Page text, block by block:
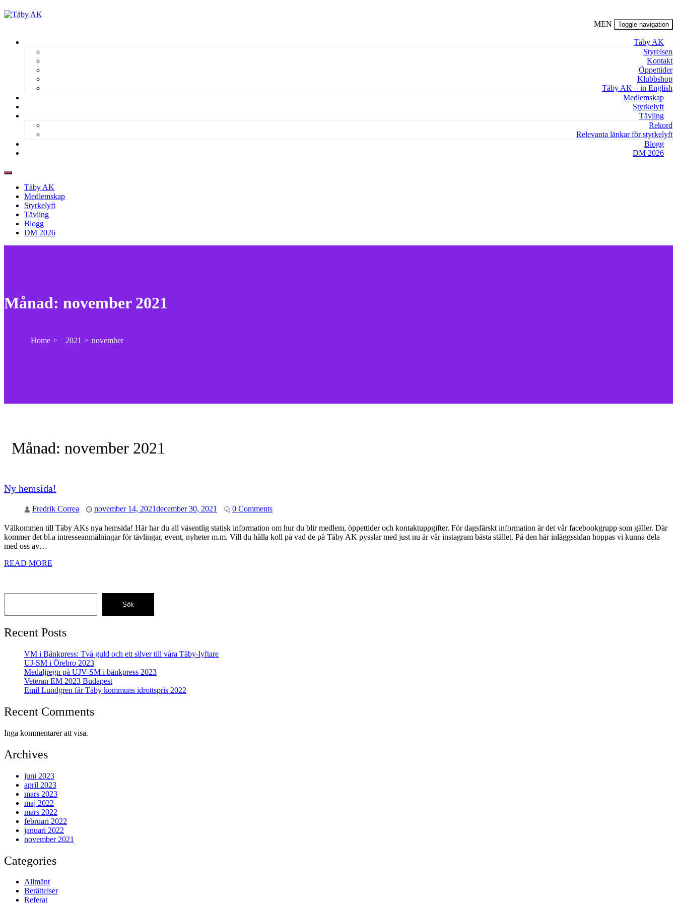
Skip
MEN Toggle navigation
Täby AK
Styrelsen
Kontakt
Öppettider
Klubbshop
Täby AK – in English
Medlemskap
Styrkelyft
Tävling
Rekord
Relevanta länkar för styrkelyft
Blogg
DM 2026
Täby AK
Medlemskap
Styrkelyft
Tävling
Blogg
DM 2026
Månad: november 2021
Home 2021 november
Månad: november 2021
Ny hemsida!
Fredrik Correa november 14, 2021december 30, 2021 0 Comments
Välkommen till Täby AKs nya hemsida! Här har du all väsentlig statisk information om hur du blir medlem, öppettider och kontaktuppgifter. För dagsfärskt information är det vår facebookgrupp som gäller. Där
kommer det bl.a intresseanmälningar för tävlingar, event, nyheter m.m. Vill du hålla koll på vad de på Täby AK pysslar med just nu är vår instagram bästa stället. På den här inläggssidan hoppas vi kunna dela
med oss av…
READ MORE
Sök
Recent Posts
VM i Bänkpress: Två guld och ett silver till våra Täby-lyftare
UJ-SM i Örebro 2023
Medaljregn på UJV-SM i bänkpress 2023
Veteran EM 2023 Budapest
Emil Lundgren får Täby kommuns idrottspris 2022
Recent Comments
Inga kommentarer att visa.
Archives
juni 2023
april 2023
mars 2023
maj 2022
mars 2022
februari 2022
januari 2022
november 2021
Categories
Allmänt
Berättelser
Referat